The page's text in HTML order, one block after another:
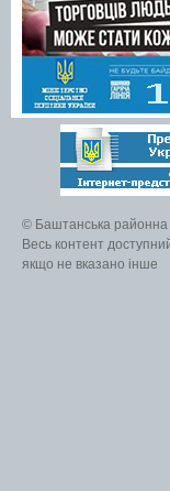
© Баштанська районна
Весь контент
якщо не вказано інше